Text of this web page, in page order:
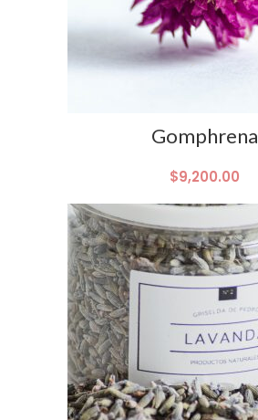
Gomphrena
$9,200.00